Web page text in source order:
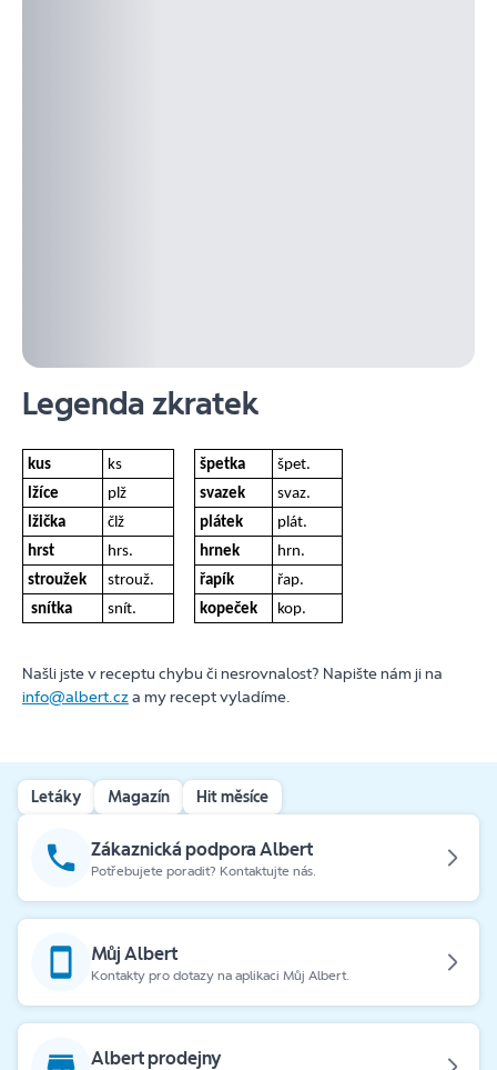
Legenda zkratek
kus ks špetka
špet.
lžíce
plž svazek
svaz.
lžička
člž plátek
plát.
hrst
hrs. hrnek
hrn.
stroužek
strouž. řapík
řap.
snítka
snít. kopeček kop.
Našli jste v receptu chybu či nesrovnalost? Napište nám ji na
info@albert.cza my recept vyladíme.
Letáky Magazín Hit měsíce
Zákaznická podpora Albert
Potřebujete poradit? Kontaktujte nás.
Můj Albert
Kontakty pro dotazy na aplikaci Můj Albert.
Albert prodejny